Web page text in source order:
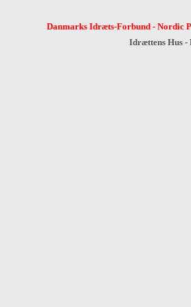
Danmarks Idræts-Forbund- Nordic
Idrættens Hus -